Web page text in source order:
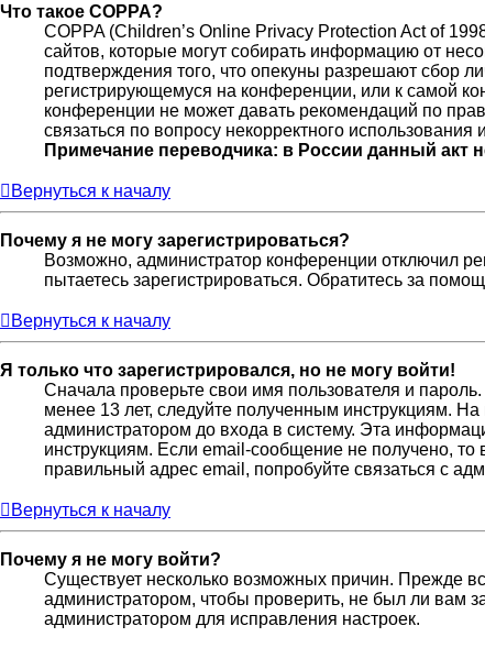
Что такое COPPA?
COPPA (Children’s Online Privacy Protection Act of
сайтов, которые могут собирать информацию от
подтверждения того, что опекуны разрешают сбор
регистрирующемуся на конференции, или к самой
конференции не может давать рекомендаций по
связаться по вопросу некорректного
Примечание переводчика: в России данный акт
Вернуться к началу
Почему я не могу зарегистрироваться?
Возможно, администратор конференции отключил
пытаетесь зарегистрироваться. Обратитесь за
Вернуться к началу
Я только что зарегистрировался, но не могу войти!
Сначала проверьте свои имя пользователя и
менее 13 лет, следуйте полученным инструкциям.
администратором до входа в систему. Эта
инструкциям. Если email-сообщение не получено,
правильный адрес email, попробуйте связаться с
Вернуться к началу
Почему я не могу войти?
Существует несколько возможных причин. Прежде
администратором, чтобы проверить, не был ли вам
администратором для исправления настроек.